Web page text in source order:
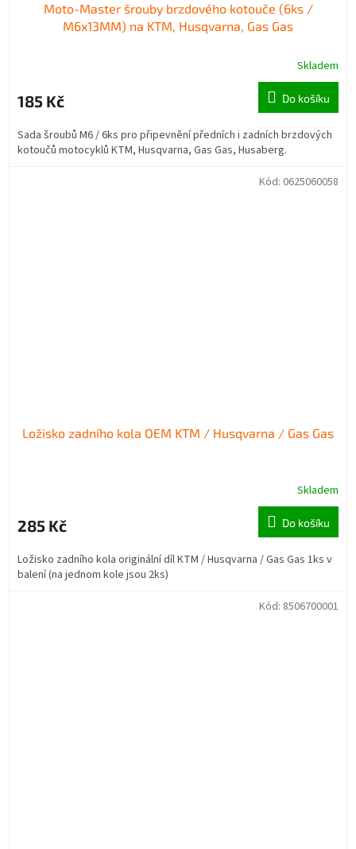
Moto-Master šrouby brzdového kotouče (6ks /
M6x13MM) na KTM, Husqvarna, Gas Gas
Skladem
185 Kč Do košíku
Sada šroubů M6 / 6ks pro připevnění předních i zadních brzdových
kotoučů motocyklů KTM, Husqvarna, Gas Gas, Husaberg.
Ložisko zadního kola OEM KTM / Husqvarna / Gas Gas
Skladem
285 Kč Do košíku
Ložisko zadního kola originální díl KTM / Husqvarna / Gas Gas 1ks v
balení (na jednom kole jsou 2ks)
Kód: 0625060058
Kód: 8506700001